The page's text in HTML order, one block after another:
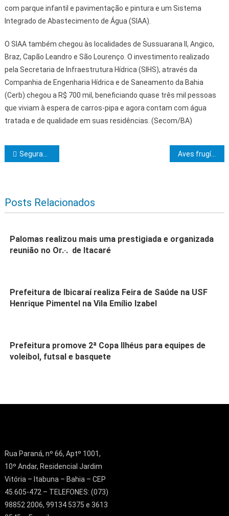
com parque infantil e pavimentação e pintura e um Sistema
Integrado de Abastecimento de Água (SIAA).
O SIAA também chegou às localidades de Sussuarana II, Angico,
Braz, Capão Leandro e São Lourenço. O investimento realizado
pela Secretaria de Infraestrutura Hídrica (SIHS), através da
Companhia de Engenharia Hídrica e de Saneamento da Bahia
(Cerb) chegou a R$ 700 mil, beneficiando quase três mil pessoas
que viviam à espera de carros-pipa e agora contam com água
tratada e de qualidade em suas residências. (Secom/BA)
Navegação de Post
Seguranças da Alba participam de curso de estratégias para equipes eficientes Aves frugívoras otimizam sua alimentação em ambientes estressantes
Posts Relacionados
Palomas realizou mais uma prestigiada e organizada
reunião no Or.·. de Itacaré
Prefeitura de Ibicaraí realiza Feira de Saúde na USF
Henrique Pimentel na Vila Emílio Izabel
Prefeitura promove 2ª Copa Ilhéus para equipes de
voleibol, futsal e basquete
Rua Paraná, nº 66, Aptº 1001,
10º Andar, Residencial Jardim
Vitória – Itabuna – Bahia – CEP
45.605-472 – TELEFONES: (073)
98852 2006, 99134 5375 e 3613